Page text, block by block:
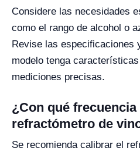
Considere las necesidades
como el rango de alcohol o
Revise las especificaciones
modelo tenga
mediciones precisas.
¿Con qué
refractómetro de
Se recomienda calibrar el